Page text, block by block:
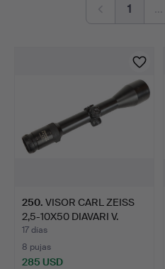
1 …
250. VISOR CARL ZEISS
2,5-10X50 DIAVARI V.
17 días
8 pujas
285 USD